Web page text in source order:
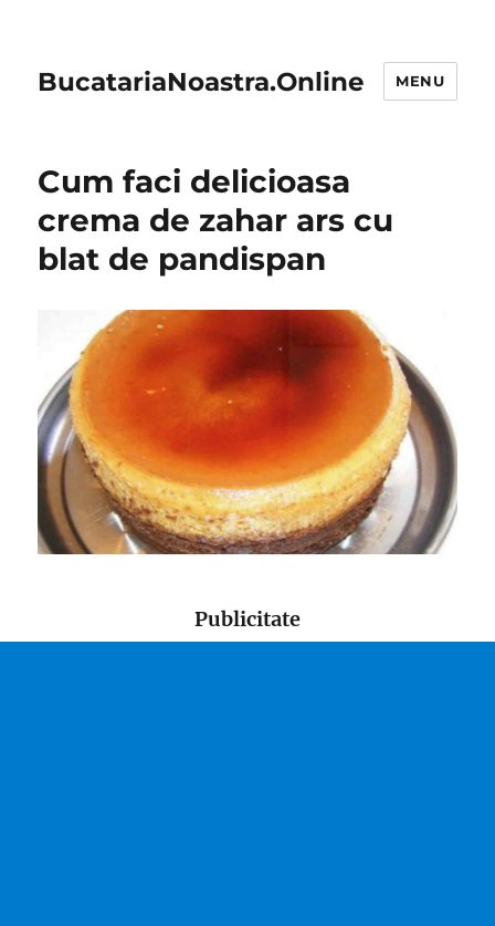
BucatariaNoastra.Online MENU
Cum faci delicioasa
crema de zahar ars cu
blat de pandispan
Publicitate